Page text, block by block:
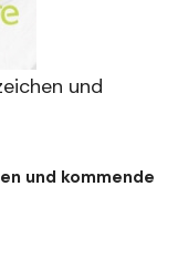
und kommende